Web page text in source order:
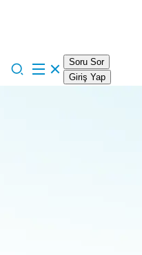
Soru Sor
Giriş Yap